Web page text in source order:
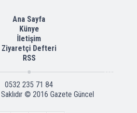
Ana Sayfa
Künye
İletişim
Ziyaretçi Defteri
RSS
0532 235 71 84
© 2016 Gazete Güncel